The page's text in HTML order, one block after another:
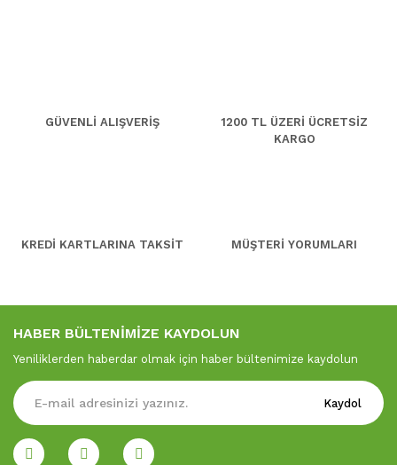
GÜVENLİ ALIŞVERİŞ
1200 TL ÜZERİ ÜCRETSİZ
KARGO
KREDİ KARTLARINA TAKSİT MÜŞTERİ YORUMLARI
HABER BÜLTENİMİZE KAYDOLUN
Yeniliklerden haberdar olmak için haber bültenimize kaydolun
Kaydol